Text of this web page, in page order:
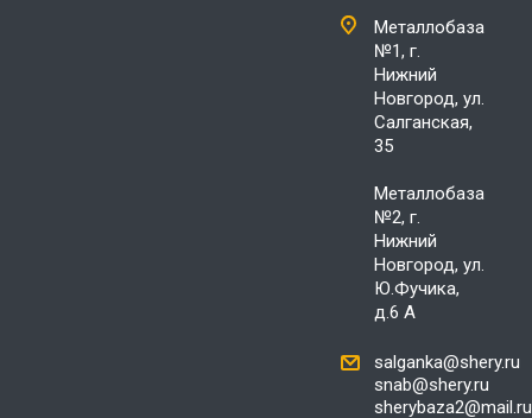
Металлобаза
№1, г.
Нижний
Новгород, ул.
Салганская,
35
Металлобаза
№2, г.
Нижний
Новгород, ул.
Ю.Фучика,
д.6 А
salganka@shery.ru
snab@shery.ru
sherybaza2@mail.ru